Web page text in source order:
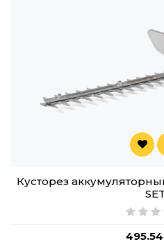
Кусторез
495.54